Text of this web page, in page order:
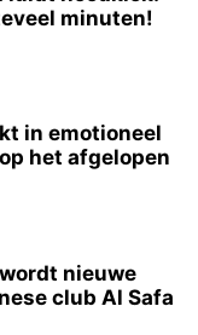
minuten!
in emotioneel
het afgelopen
nieuwe
club Al Safa